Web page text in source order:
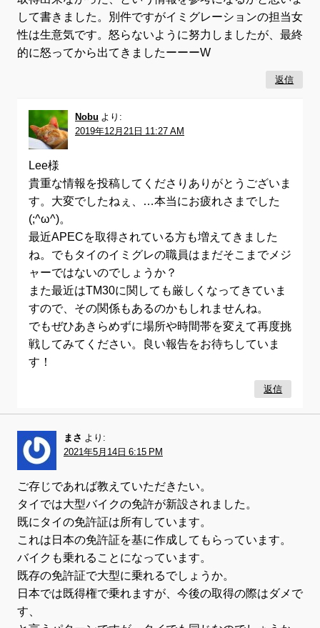
して書きました。別件ですがイミグレーションの担当女
性は生意気です。怒らないように努力しましたが、最終
的に怒ってから出てきましたーーーW
返信
Nobu より:
2019年12月21日 11:27 AM
Lee様
貴重な情報を投稿してくださりありがとうございま
す。大変でしたねぇ、…本当にお疲れさまでした
(;^ω^)。
最近APECを取得されている方も増えてきました
ね。でもタイのイミグレの職員はまだそこまでメジ
ャーではないのでしょうか？
また最近はTM30に関しても厳しくなってきていま
すので、その関係もあるのかもしれませんね。
でもぜひあきらめずに場所や時間帯を変えて再度挑
戦してみてください。良い報告をお待ちしていま
す！
返信
まさ より:
2021年5月14日 6:15 PM
ご存じであれば教えていただきたい。
タイでは大型バイクの免許が新設されました。
既にタイの免許証は所有しています。
これは日本の免許証を基に作成してもらっています。
バイクも乗れることになっています。
既存の免許証で大型に乗れるでしょうか。
日本では既得権で乗れますが、今後の取得の際はダメで
す、